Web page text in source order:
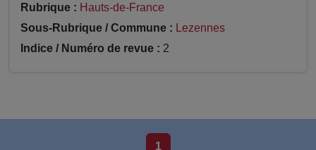
Rubrique : Hauts-de-France
Sous-Rubrique / Commune : Lezennes
Indice / Numéro de revue : 2
1